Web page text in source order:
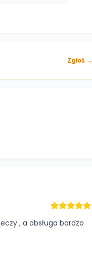
Zgłoś →
, a obsługa bardzo